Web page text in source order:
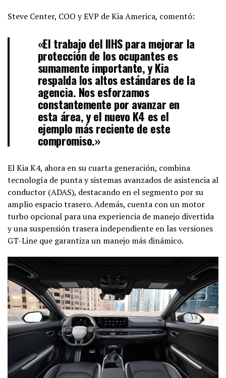
Steve Center, COO y EVP de Kia America, comentó:
«El trabajo del IIHS para mejorar la
protección de los ocupantes es
sumamente importante, y Kia
respalda los altos estándares de la
agencia. Nos esforzamos
constantemente por avanzar en
esta área, y el nuevo K4 es el
ejemplo más reciente de este
compromiso.»
El Kia K4, ahora en su cuarta generación, combina
tecnología de punta y sistemas avanzados de asistencia al
conductor (ADAS), destacando en el segmento por su
amplio espacio trasero. Además, cuenta con un motor
turbo opcional para una experiencia de manejo divertida
y una suspensión trasera independiente en las versiones
GT-Line que garantiza un manejo más dinámico.